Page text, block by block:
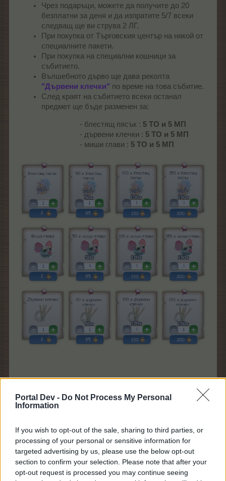
Portal Dev - Do Not Process My Personal
Information
If you wish to opt-out of the sale, sharing to third parties, or
processing of your personal or sensitive information for
targeted advertising by us, please use the below opt-out
section to confirm your selection. Please note that after your
opt-out request is processed you may continue seeing
Чрез подаръци, можете да получите до 20
безплатни за деня и да изпратите 5/7 всеки
следващ ще ви струва 2 ЛГ.
При покупка от Търговския център на някой от
специалните пакети.
При покупка на специални кошници за
събитието.
Вълшебното дърво ще дава реколта
"Дървени клечки" по време на това събитие.
След краят на събитието всеки останал
предмет ще бъде разменен за:
- блестящ пясък : 5 ТО и 5 МП
- дървени клечки : 5 ТО и 5 МП
- миши глави : 5 ТО и 5 МП
Малка
Средна
кошница